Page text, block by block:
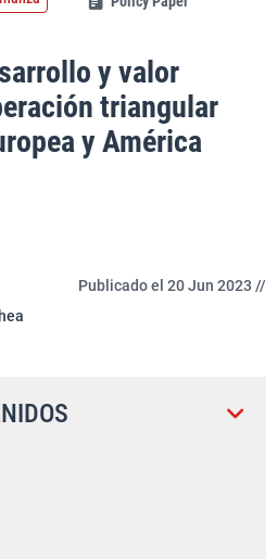
y valor
triangular
y América
Publicado el 20 Jun 2023 //